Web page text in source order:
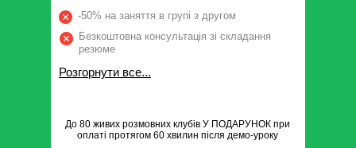
Безкоштовна консультація зі складання
резюме
-50% на заняття в групі з другом
До 80 живих розмовних клубів У ПОДАРУНОК при
оплаті протягом 60 хвилин після демо-уроку
Розгорнути все...